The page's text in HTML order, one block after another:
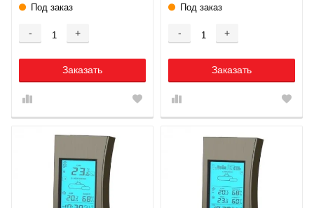
Под заказ
- +
Заказать
Под заказ
- +
Заказать